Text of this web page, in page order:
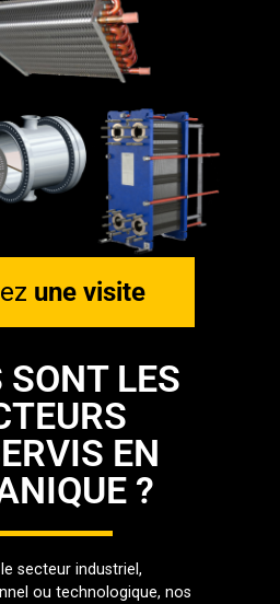
une visite
SONT LES
EN
?
secteur industriel,
ou technologique, nos